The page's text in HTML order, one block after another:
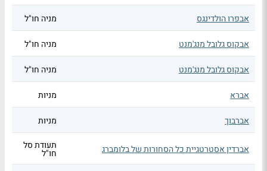
אבפרו הולדינגס מניה חו"ל
אבקוס גלובל מנג'מנט מניה חו"ל
אבקוס גלובל מנג'מנט מניה חו"ל
אברא מניות
אברבוך מניות
אברדין אסטרטגיית כל הסחורות של בלומברג תעודת סל
חו"ל